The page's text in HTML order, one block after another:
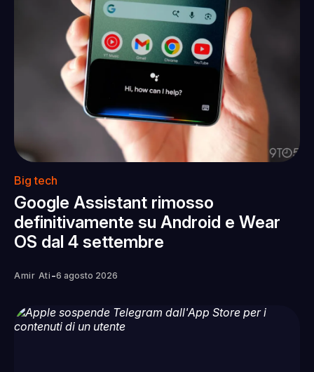
Big tech
Google Assistant rimosso
definitivamente su Android e Wear
OS dal 4 settembre
Amir Ati -6 agosto 2026